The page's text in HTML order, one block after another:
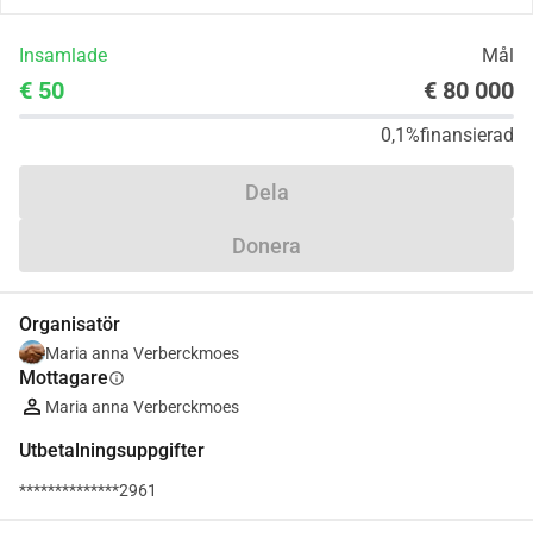
Insamlade Mål
€ 50 € 80 000
0,1%finansierad
Dela
Donera
Organisatör
Maria anna Verberckmoes
Mottagareinfo
Maria anna Verberckmoes
Utbetalningsuppgifter
**************2961